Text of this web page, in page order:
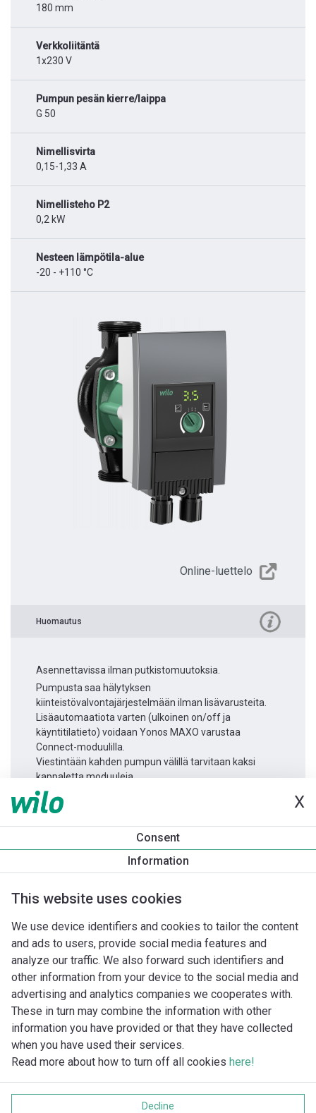
X
Consent
Information
This website uses cookies
We use device identifiers and cookies to tailor the content
and ads to users, provide social media features and
analyze our traffic. We also forward such identifiers and
other information from your device to the social media and
advertising and analytics companies we cooperates with.
These in turn may combine the information with other
information you have provided or that they have collected
when you have used their services.
Read more about how to turn off all cookies here!
Decline
180 mm
Verkkoliitäntä
1x230 V
Pumpun pesän kierre/laippa
G 50
Nimellisvirta
0,15-1,33 A
Nimellisteho P2
0,2 kW
Nesteen lämpötila-alue
-20 - +110 °C
Online-luettelo
Huomautus
Asennettavissa ilman putkistomuutoksia.
Pumpusta saa hälytyksen
kiinteistövalvontajärjestelmään ilman lisävarusteita.
Lisäautomaatiota varten (ulkoinen on/off ja
käyntitilatieto) voidaan Yonos MAXO varustaa
Connect-moduulilla.
Viestintään kahden pumpun välillä tarvitaan kaksi
kappaletta moduuleja.
Tuotetietoa
Tietosuoja